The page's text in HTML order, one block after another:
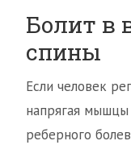
Болит в
спины
Если человек
напрягая
реберного